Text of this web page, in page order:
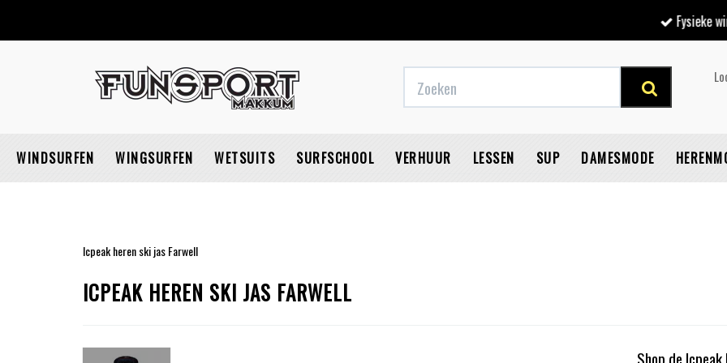
WINDSURFEN WINGSURFEN WETSUITS SURFSCHOOL VERHUUR LESSEN SUP DAMESMODE
Icpeak heren ski jas Farwell
ICPEAK HEREN SKI JAS FARWELL
Shop de